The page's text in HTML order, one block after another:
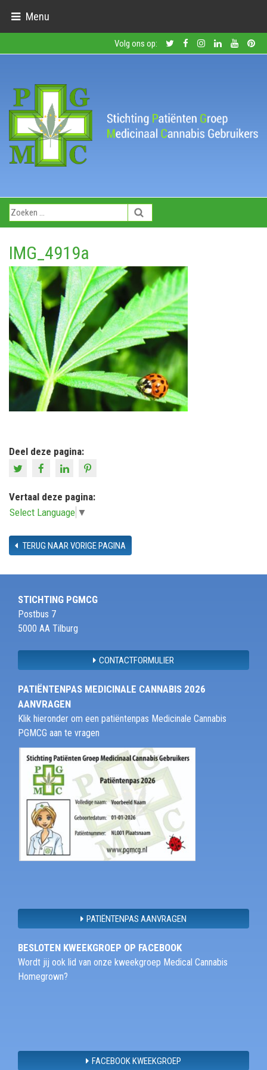
Menu
Volg ons op:
IMG_4919a
Deel deze pagina:
Vertaal deze pagina:
Select Language ▼
TERUG NAAR VORIGE PAGINA
STICHTING PGMCG
Postbus 7
5000 AA Tilburg
CONTACTFORMULIER
PATIËNTENPAS MEDICINALE CANNABIS 2026
AANVRAGEN
Klik hieronder om een patiëntenpas Medicinale Cannabis
PGMCG aan te vragen
PATIËNTENPAS AANVRAGEN
BESLOTEN KWEEKGROEP OP FACEBOOK
Wordt jij ook lid van onze kweekgroep Medical Cannabis
Homegrown?
FACEBOOK KWEEKGROEP